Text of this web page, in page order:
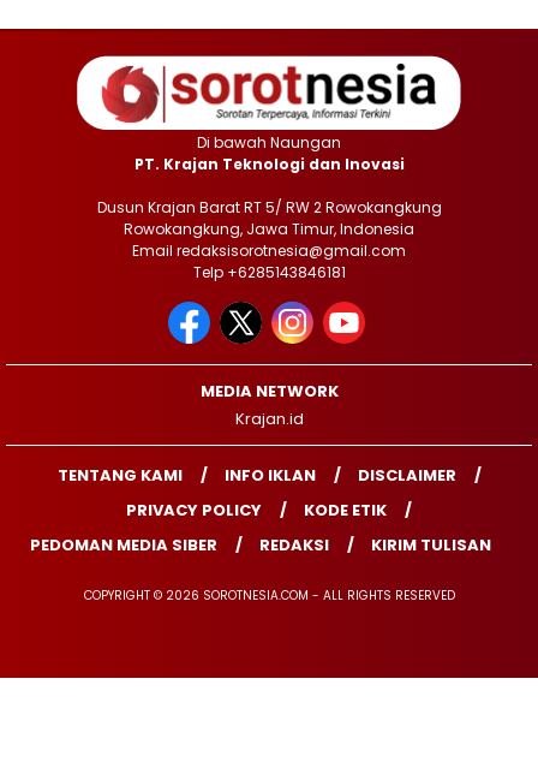
Di bawah Naungan
PT. Krajan Teknologi dan Inovasi
Dusun Krajan Barat RT 5/ RW 2 Rowokangkung
Rowokangkung, Jawa Timur, Indonesia
Email redaksisorotnesia@gmail.com
Telp +6285143846181
MEDIA NETWORK
Krajan.id
TENTANG KAMI INFO IKLAN
DISCLAIMER
PRIVACY POLICY
KODE ETIK
PEDOMAN MEDIA SIBER
REDAKSI KIRIM TULISAN
COPYRIGHT © 2026 SOROTNESIA.COM - ALL RIGHTS RESERVED